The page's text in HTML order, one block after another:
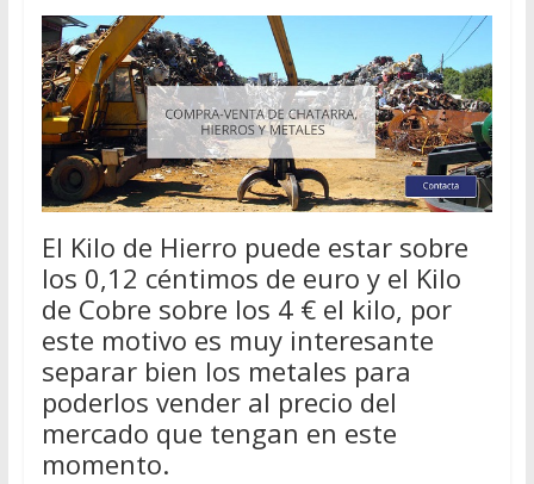
El Kilo de Hierro puede estar sobre
los 0,12 céntimos de euro y el Kilo
de Cobre sobre los 4 € el kilo, por
este motivo es muy interesante
separar bien los metales para
poderlos vender al precio del
mercado que tengan en este
momento.